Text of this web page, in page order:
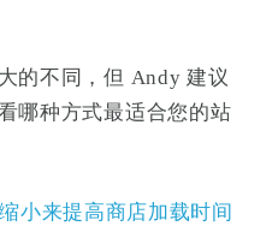
的不同，但 Andy 建议
哪种方式最适合您的站
小来提高商店加载时间